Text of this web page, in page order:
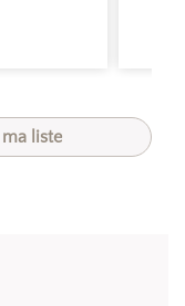
liste